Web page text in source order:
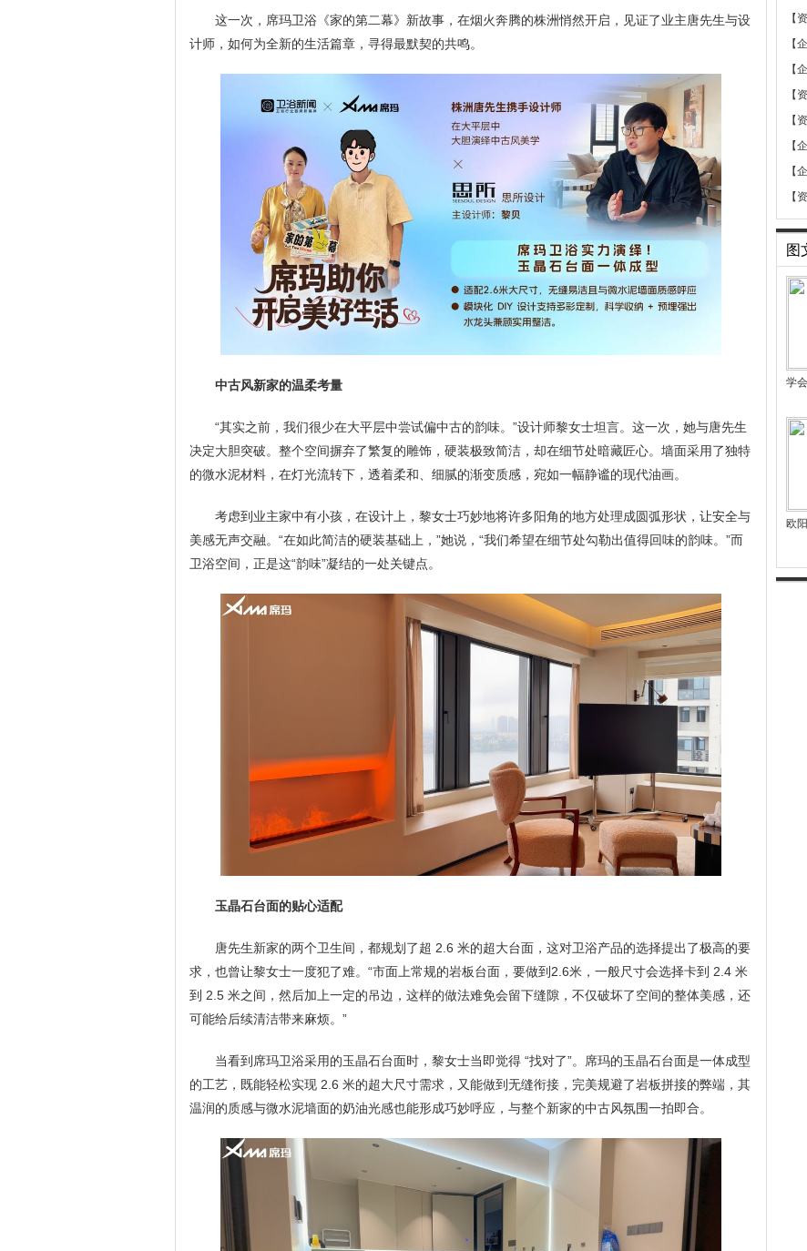
这一次，席玛卫浴《家的第二幕》新故事，在烟火奔腾的株洲悄然开启，见证了业主唐先生与设
计师，如何为全新的生活篇章，寻得最默契的共鸣。
中古风新家的温柔考量
“其实之前，我们很少在大平层中尝试偏中古的韵味。”设计师黎女士坦言。这一次，她与唐先生
决定大胆突破。整个空间摒弃了繁复的雕饰，硬装极致简洁，却在细节处暗藏匠心。墙面采用了独特
的微水泥材料，在灯光流转下，透着柔和、细腻的渐变质感，宛如一幅静谧的现代油画。
考虑到业主家中有小孩，在设计上，黎女士巧妙地将许多阳角的地方处理成圆弧形状，让安全与
美感无声交融。“在如此简洁的硬装基础上，”她说，“我们希望在细节处勾勒出值得回味的韵味。”而
卫浴空间，正是这“韵味”凝结的一处关键点。
玉晶石台面的贴心适配
唐先生新家的两个卫生间，都规划了超 2.6 米的超大台面，这对卫浴产品的选择提出了极高的要
求，也曾让黎女士一度犯了难。“市面上常规的岩板台面，要做到2.6米，一般尺寸会选择卡到 2.4 米
到 2.5 米之间，然后加上一定的吊边，这样的做法难免会留下缝隙，不仅破坏了空间的整体美感，还
可能给后续清洁带来麻烦。”
当看到席玛卫浴采用的玉晶石台面时，黎女士当即觉得 “找对了”。席玛的玉晶石台面是一体成型
的工艺，既能轻松实现 2.6 米的超大尺寸需求，又能做到无缝衔接，完美规避了岩板拼接的弊端，其
温润的质感与微水泥墙面的奶油光感也能形成巧妙呼应，与整个新家的中古风氛围一拍即合。
【
【
【
【
【
【
【
【
图
学
欧